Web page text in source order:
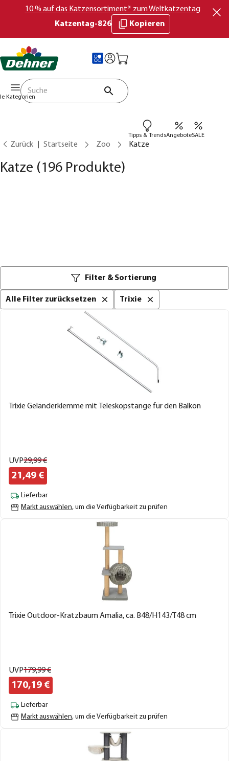
10 % auf das Katzensortiment* zum Weltkatzentag
Katzentag-826
Kopieren
Kategorien
Tipps & TrendsAngeboteSALE
Zurück Startseite Zoo Katze
Katze (196 Produkte)
Filter & Sortierung
Alle Filter zurücksetzen Trixie
Trixie Geländerklemme mit Teleskopstange für den Balkon
UVP29,99€
21,49 €
Lieferbar
Markt auswählen, um die Verfügbarkeit zu prüfen
Trixie Outdoor-Kratzbaum Amalia, ca. B48/H143/T48 cm
UVP179,99€
170,19 €
Lieferbar
Markt auswählen, um die Verfügbarkeit zu prüfen